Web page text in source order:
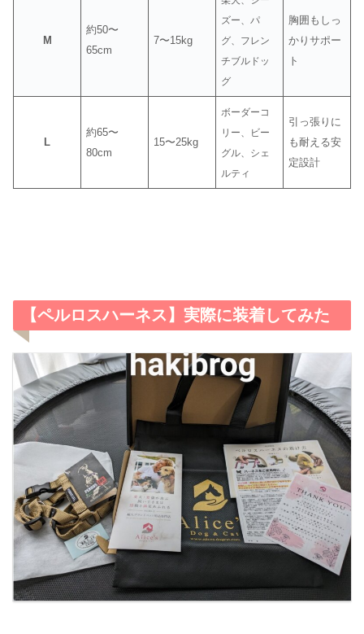
M
約50〜
65cm
7〜15kg
ズー、パ
グ、フレン
チブルドッ
グ
胸囲もしっ
かりサポー
ト
L
約65〜
80cm
15〜25kg
ボーダーコ
リー、ビー
グル、シェ
ルティ
引っ張りに
も耐える安
定設計
【ペルロスハーネス】実際に装着してみた